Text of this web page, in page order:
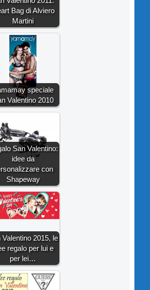
Bag di Alviero
Martini
speciale
Valentino 2010
San Valentino:
idee da
con
Shapeway
Valentino 2015, le
regalo per lui e
per lei…